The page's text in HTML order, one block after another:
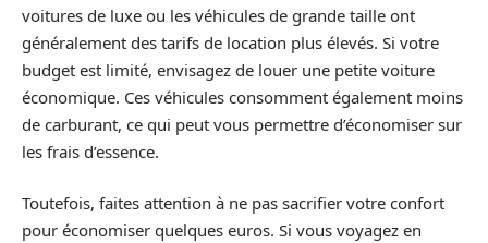
voitures de luxe ou les véhicules de grande taille ont
généralement des tarifs de location plus élevés. Si votre
budget est limité, envisagez de louer une petite voiture
économique. Ces véhicules consomment également moins
de carburant, ce qui peut vous permettre d’économiser sur
les frais d’essence.
Toutefois, faites attention à ne pas sacrifier votre confort
pour économiser quelques euros. Si vous voyagez en